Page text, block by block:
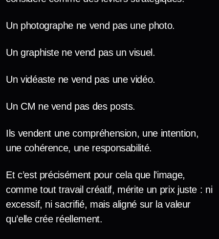
Un photographe ne vend pas une photo.
Un graphiste ne vend pas un visuel.
Un vidéaste ne vend pas une vidéo.
Un CM ne vend pas des posts.
Ils vendent une compréhension, une intention,
une cohérence, une responsabilité.
Et c’est précisément pour cela que l’image,
comme tout travail créatif, mérite un prix juste : ni
excessif, ni sacrifié, mais aligné sur la valeur
qu’elle crée réellement.